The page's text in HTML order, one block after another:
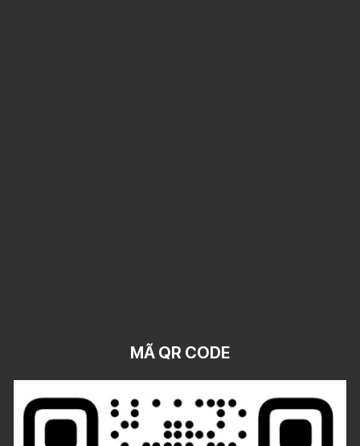
MÃ QR CODE